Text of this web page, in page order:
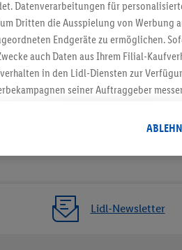
Lidl-Newsletter
Datenverarbeitungen für
Dritten die Ausspielung von Werbung
Endgeräte zu ermöglichen.
auch Daten aus Ihrem Filial-
in den Lidl-Diensten zur
seiner Auftraggeber
die Zusammenführung von Daten (z.B.
aus Ihrem Kundenkonto -
Endgeräte und Lidl-Dienste
zur Entwicklung